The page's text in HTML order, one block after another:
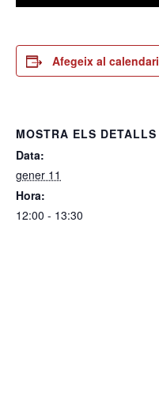
Afegeix al calendari
MOSTRA ELS DETALLS
Data:
gener 11
Hora:
12:00 - 13:30